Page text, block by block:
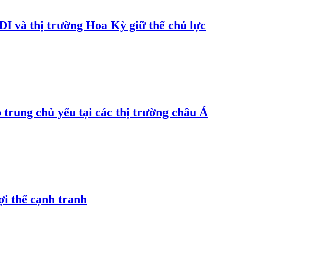
và thị trường Hoa Kỳ giữ thế chủ lực
trung chủ yếu tại các thị trường châu Á
thế cạnh tranh